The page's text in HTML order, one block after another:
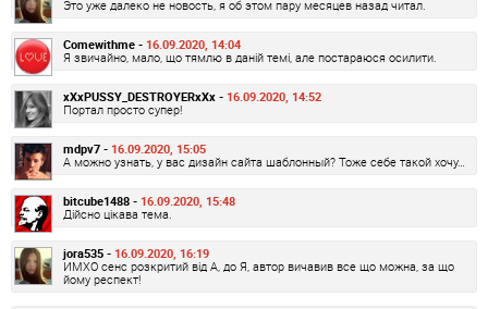
Это уже далеко не новость, я об этом пару месяцев назад читал.
Comewithme - 16.09.2020, 14:04
Я звичайно, мало, що тямлю в даній темі, але постараюся осилити.
xXxPUSSY_DESTROYERxXx - 16.09.2020, 14:52
Портал просто супер!
mdpv7 - 16.09.2020, 15:05
А можно узнать, у вас дизайн сайта шаблонный? Тоже себе такой хочу…
bitcube1488 - 16.09.2020, 15:48
Дійсно цікава тема.
jora535 - 16.09.2020, 16:19
ИМХО сенс розкритий від А, до Я, автор вичавив все що можна, за що
йому респект!